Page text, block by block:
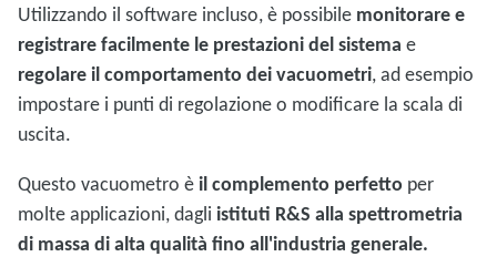
Utilizzando il software incluso, è possibile monitorare e
registrare facilmente le prestazioni del sistema e
regolare il comportamento dei vacuometri, ad esempio
impostare i punti di regolazione o modificare la scala di
uscita.
Questo vacuometro èil complemento perfetto per
molte applicazioni, dagli istituti R&S alla spettrometria
di massa di alta qualità fino all'industria generale.